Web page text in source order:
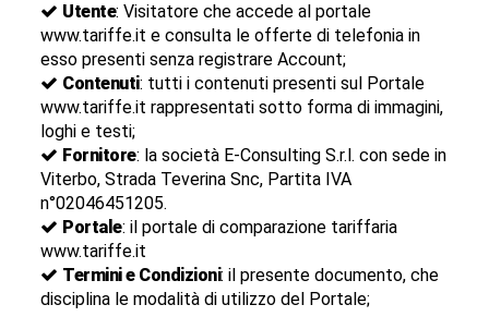
Utente: Visitatore che accede al portale
www.tariffe.it e consulta le offerte di telefonia in
esso presenti senza registrare Account;
Contenuti: tutti i contenuti presenti sul Portale
www.tariffe.it rappresentati sotto forma di immagini,
loghi e testi;
Fornitore: la società E-Consulting S.r.l. con sede in
Viterbo, Strada Teverina Snc, Partita IVA
n°02046451205.
Portale: il portale di comparazione tariffaria
www.tariffe.it
Termini e Condizioni: il presente documento, che
disciplina le modalità di utilizzo del Portale;